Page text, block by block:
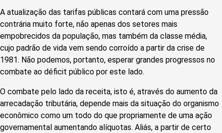
A atualização das tarifas públicas contará com uma pressão
contrária muito forte, não apenas dos setores mais
empobrecidos da população, mas também da classe média,
cujo padrão de vida vem sendo corroído a partir da crise de
1981. Não podemos, portanto, esperar grandes progressos no
combate ao déficit público por este lado.
O combate pelo lado da receita, isto é, através do aumento da
arrecadação tributária, depende mais da situação do organismo
econômico como um todo do que propriamente de uma ação
governamental aumentando alíquotas. Aliás, a partir de certo